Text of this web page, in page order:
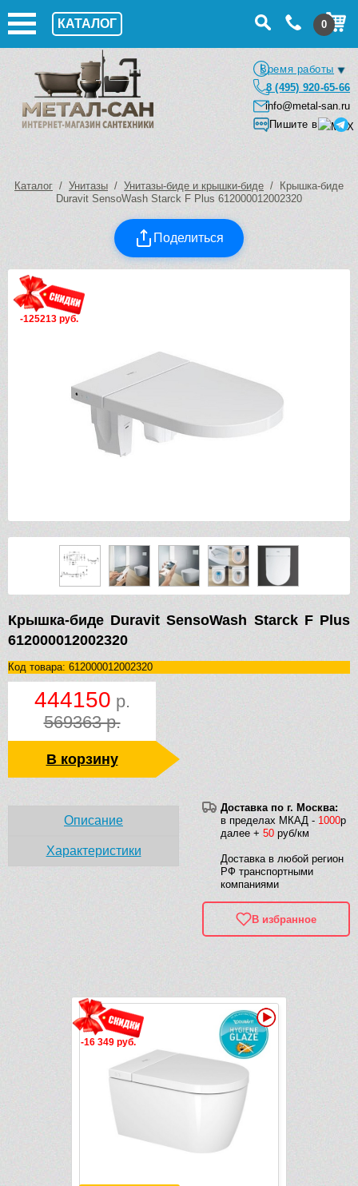
КАТАЛОГ 0
Время работы
8 (495) 920-65-66
info@metal-san.ru
Пишите в
Каталог / Унитазы / Унитазы-биде и крышки-биде / Крышка-биде
Duravit SensoWash Starck F Plus 612000012002320
Поделиться
-125213 руб.
Крышка-биде Duravit SensoWash Starck F Plus
612000012002320
Код товара: 612000012002320
444150 р.
569363 р.
В корзину
Доставка по г. Москва:
в пределах МКАД - 1000р
далее + 50 руб/км
Доставка в любой регион
РФ транспортными
компаниями
В избранное
Описание
Характеристики
-16 349 руб.